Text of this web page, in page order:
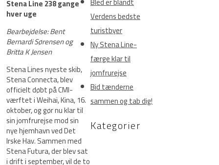
Stena Line 238 gange
hver uge
Bearbejdelse: Bent
Bernardi Sørensen og
Britta K Jensen
Stena Lines nyeste skib,
Stena Connecta, blev
officielt døbt på CMI-
værftet i Weihai, Kina, 16.
oktober, og gør nu klar til
sin jomfrurejse mod sin
nye hjemhavn ved Det
Irske Hav. Sammen med
Stena Futura, der blev sat
i drift i september, vil de to
Verdens bedste
turistbyer
Ny Stena Line-
færge klar til
jomfrurejse
Bid tænderne
sammen og tab dig!
Kategorier